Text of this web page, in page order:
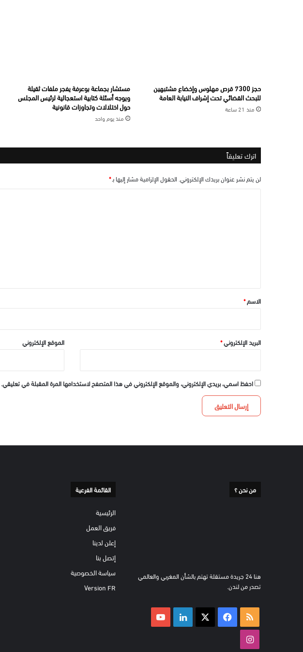
حجز 7300 قرص مهلوس وإخضاع مشتبهين
للبحث القضائي تحت إشراف النيابة العامة
منذ 21 ساعة
مستشار بجماعة بوعرفة يفجر ملفات ثقيلة
ويوجه أسئلة كتابية استعجالية لرئيس المجلس
حول اختلالات وتجاوزات قانونية
منذ يوم واحد
اترك تعليقاً
لن يتم نشر عنوان بريدك الإلكتروني. الحقول الإلزامية مشار إليها بـ*
*الاسم*
البريد الإلكتروني* الموقع الإلكتروني
احفظ اسمي، بريدي الإلكتروني، والموقع الإلكتروني في هذا المتصفح لاستخدامها المرة المقبلة في تعليقي.
من نحن ؟
هنا 24 جريدة مستقلة تهتم بالشأن المغربي والعالمي
تصدر من لندن.
ملخص فيسبوك لينكدإن
القائمة الفرعية
الرئيسية
فريق العمل
إعلن لدينا
إتصل بنا
سياسة الخصوصية
Version FR